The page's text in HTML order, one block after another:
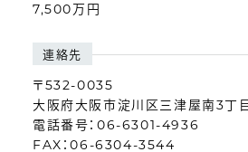
7,500万円
連絡先
〒532-0035
大阪府大阪市淀川区三津屋南3丁
電話番号：06-6301-4936
FAX：06-6304-3544